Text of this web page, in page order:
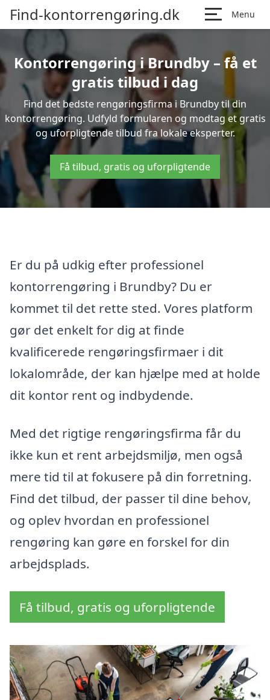
Find-kontorrengøring.dk Menu
Kontorrengøring i Brundby – få et
gratis tilbud i dag
Find det bedste rengøringsfirma i Brundby til din
kontorrengøring. Udfyld formularen og modtag et gratis
og uforpligtende tilbud fra lokale eksperter.
Få tilbud, gratis og uforpligtende
Er du på udkig efter professionel
kontorrengøring i Brundby? Du er
kommet til det rette sted. Vores platform
gør det enkelt for dig at finde
kvalificerede rengøringsfirmaer i dit
lokalområde, der kan hjælpe med at holde
dit kontor rent og indbydende.
Med det rigtige rengøringsfirma får du
ikke kun et rent arbejdsmiljø, men også
mere tid til at fokusere på din forretning.
Find det tilbud, der passer til dine behov,
og oplev hvordan en professionel
rengøring kan gøre en forskel for din
arbejdsplads.
Få tilbud, gratis og uforpligtende